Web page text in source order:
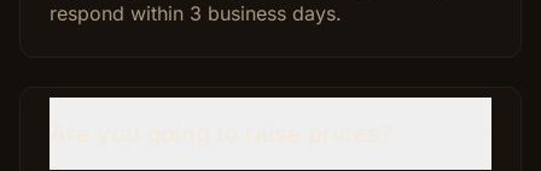
respond within 3 business days.